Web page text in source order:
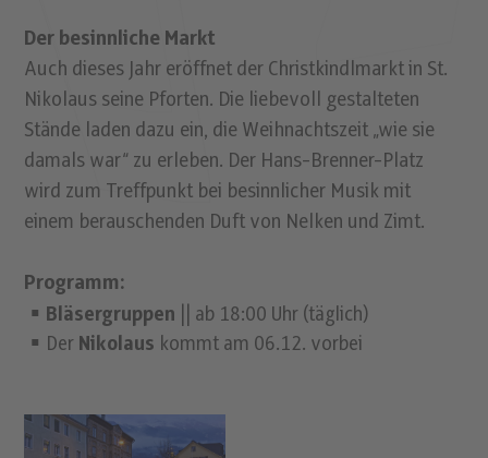
Der besinnliche Markt
Auch dieses Jahr eröffnet der Christkindlmarkt in St.
Nikolaus seine Pforten. Die liebevoll gestalteten
Stände laden dazu ein, die Weihnachtszeit „wie sie
damals war“ zu erleben. Der Hans-Brenner-Platz
wird zum Treffpunkt bei besinnlicher Musik mit
einem berauschenden Duft von Nelken und Zimt.
Programm:
Bläsergruppen || ab 18:00 Uhr (täglich)
Der Nikolaus kommt am 06.12. vorbei